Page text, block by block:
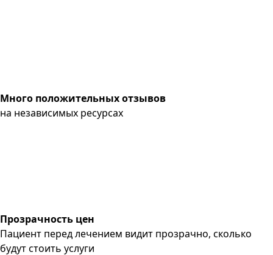
Много положительных отзывов
на независимых ресурсах
Прозрачность цен
Пациент перед лечением видит прозрачно, сколько
будут стоить услуги